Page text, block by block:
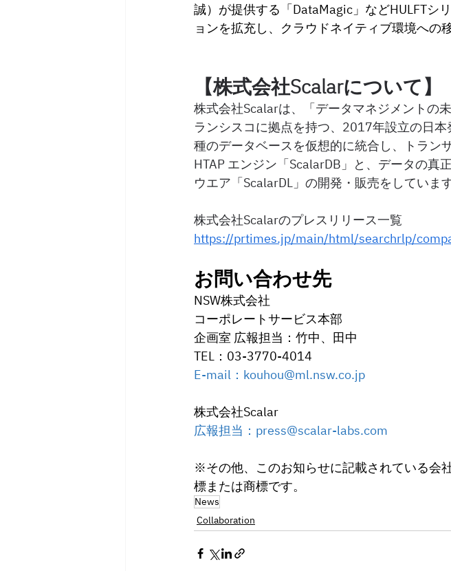
誠）が提供する 「DataMagic」などHULFTシ
ョンを拡充し、クラウドネイティブ環境への
【株式会社Scalarについて】
株式会社Scalarは、「データマネジメントの
ランシスコに拠点を持つ、2017年設立の日
種のデータベースを仮想的に統合し、トラン
HTAP エンジン「ScalarDB」と、データの真
ウエア「ScalarDL」の開発・販売をしています
株式会社Scalarのプレスリリース⼀覧
https://prtimes.jp/main/html/searchrlp/
お問い合わせ先
NSW株式会社
コーポレートサービス本部
企画室 広報担当：竹中、田中
TEL：03-3770-4014
E-mail：kouhou@ml.nsw.co.jp
株式会社Scalar
広報担当：press@scalar-labs.com
※その他、このお知らせに記載されている会
標または商標です。
News
Collaboration